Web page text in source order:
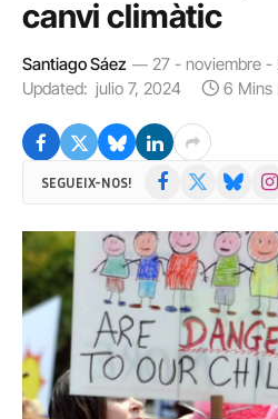
canvi climàtic
Santiago Sáez
27 - noviembre -
Updated: julio 7, 2024 6 Mins
SEGUEIX-NOS! Facebook Bluesky